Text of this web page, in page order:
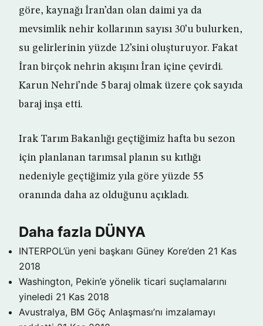
göre, kaynağı İran’dan olan daimi ya da
mevsimlik nehir kollarının sayısı 30’u bulurken,
su gelirlerinin yüzde 12’sini oluşturuyor. Fakat
İran birçok nehrin akışını İran içine çevirdi.
Karun Nehri’nde 5 baraj olmak üzere çok sayıda
baraj inşa etti.
Irak Tarım Bakanlığı geçtiğimiz hafta bu sezon
için planlanan tarımsal planın su kıtlığı
nedeniyle geçtiğimiz yıla göre yüzde 55
oranında daha az olduğunu açıkladı.
Daha fazla DÜNYA
INTERPOL’ün yeni başkanı Güney Kore’den 21 Kas
2018
Washington, Pekin’e yönelik ticari suçlamalarını
yineledi 21 Kas 2018
Avustralya, BM Göç Anlaşması’nı imzalamayı